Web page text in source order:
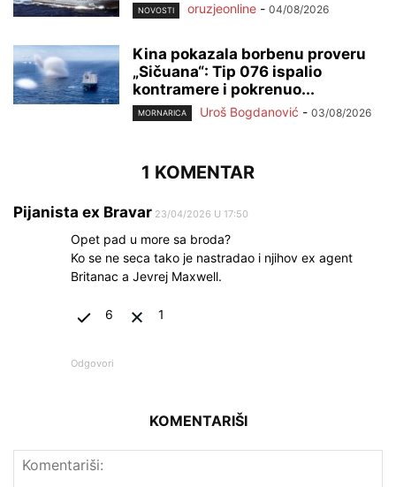
NOVOSTI oruzjeonline - 04/08/2026
Kina pokazala borbenu proveru
„Sičuana“: Tip 076 ispalio
kontramere i pokrenuo...
MORNARICA Uroš Bogdanović - 03/08/2026
1 KOMENTAR
Pijanista ex Bravar 23/04/2026 U 17:50
Opet pad u more sa broda?
Ko se ne seca tako je nastradao i njihov ex agent
Britanac a Jevrej Maxwell.
6 1
Odgovori
KOMENTARIŠI